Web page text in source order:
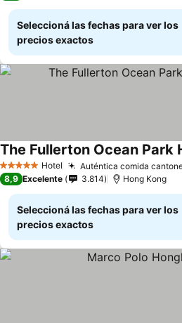
Seleccioná las fechas para ver los
precios exactos
5 Estrellas Hotel Auténtica comida
The Fullerton Ocean Park
8,9 Excelente 3.814 Hong Kong
Seleccioná las fechas para ver los
precios exactos